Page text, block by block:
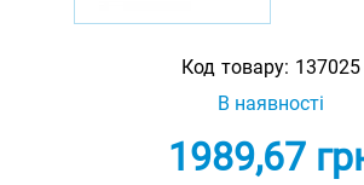
Код товару: 137025
В наявності
1989,67